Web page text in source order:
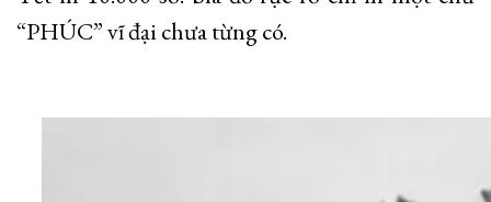
“PHÚC” vĩ đại chưa từng có.